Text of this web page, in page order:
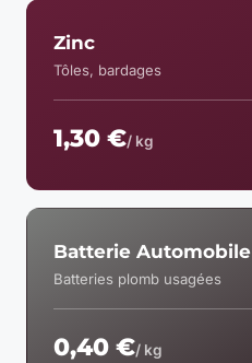
Zinc
Tôles, bardages
1,30 €/ kg
Batterie Automobile
Batteries plomb usagées
0,40 €/ kg